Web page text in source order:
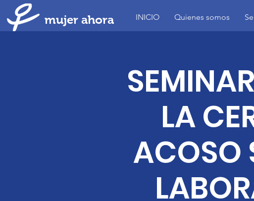
mujer ahora INICIO Quienes somos
LA